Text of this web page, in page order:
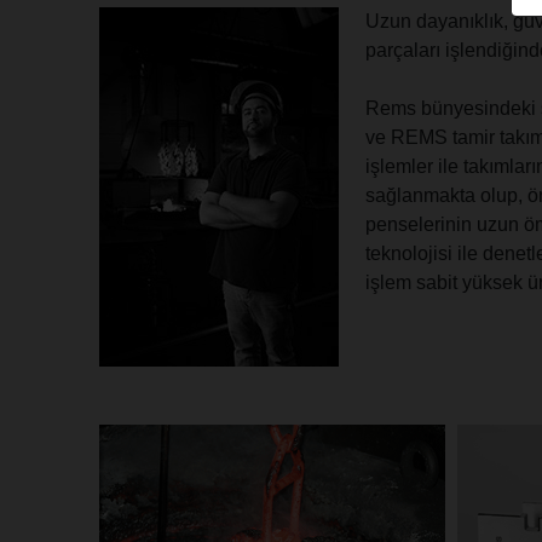
Uzun dayanıklık,
parçaları
Rems
ve REMS tamir
işlemler ile
sağlanmakta olup,
penselerinin uzun
teknolojisi ile
işlem sabit yüksek